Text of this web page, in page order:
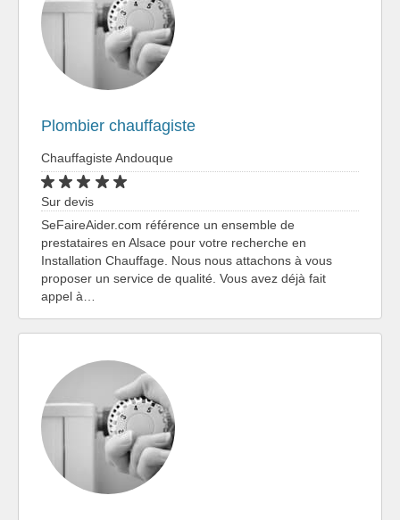
Plombier chauffagiste
Chauffagiste Andouque
Sur devis
SeFaireAider.com référence un ensemble de
prestataires en Alsace pour votre recherche en
Installation Chauffage. Nous nous attachons à vous
proposer un service de qualité. Vous avez déjà fait
appel à…